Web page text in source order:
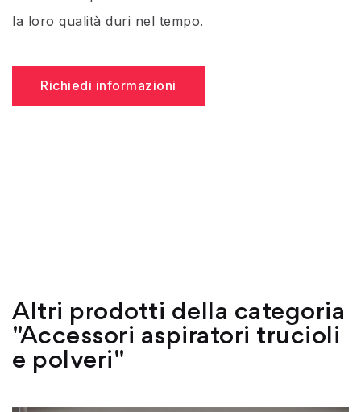
la loro qualità duri nel tempo.
Richiedi informazioni
Altri prodotti della categoria
"Accessori aspiratori trucioli
e polveri"